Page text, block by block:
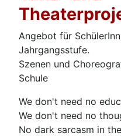
Angebot für
Jahrgangsstufe.
Szenen und
Schule
We don't need no
We don't need no
No dark sarcasm in